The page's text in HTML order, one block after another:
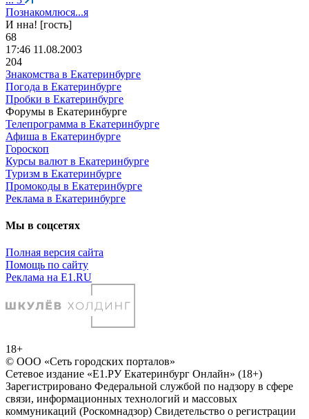
Познакомлюся...я
И нна! [гость]
68
17:46 11.08.2003
204
Знакомства в Екатеринбурге
Погода в Екатеринбурге
Пробки в Екатеринбурге
Форумы в Екатеринбурге
Телепрограмма в Екатеринбурге
Афиша в Екатеринбурге
Гороскоп
Курсы валют в Екатеринбурге
Туризм в Екатеринбурге
Промокоды в Екатеринбурге
Реклама в Екатеринбурге
Мы в соцсетях
Полная версия сайта
Помощь по сайту
Реклама на E1.RU
18+
© ООО «Сеть городских порталов»
Сетевое издание «Е1.РУ Екатеринбург Онлайн» (18+)
Зарегистрировано Федеральной службой по надзору в сфере
связи, информационных технологий и массовых
коммуникаций (Роскомнадзор) Свидетельство о регистрации